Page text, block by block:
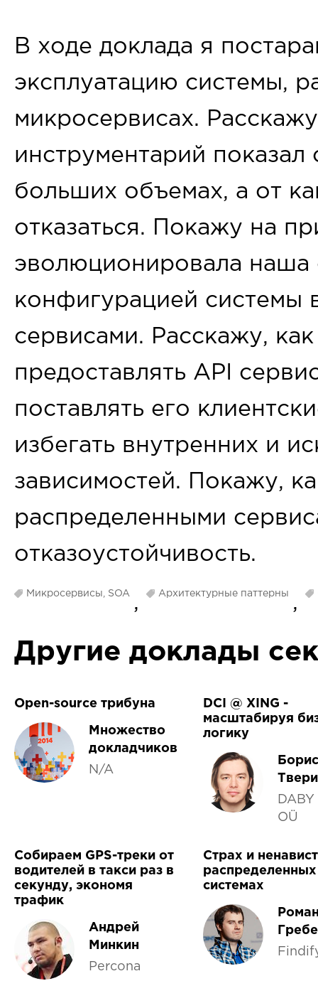
В ходе доклада я
эксплуатацию системы,
микросервисах.
инструментарий
больших объемах, а от
отказаться. Покажу на
эволюционировала наша
конфигурацией системы
сервисами. Расскажу,
предоставлять API
поставлять его
избегать внутренних и
зависимостей. Покажу,
распределенными
отказоустойчивость.
Микросервисы, SOA , Архитектурные паттерны ,
Другие доклады
Open-source трибуна
Множество
докладчиков
N/A
DCI @ XING -
масштабируя
логику
Борис
DABY
OÜ
Собираем GPS-треки от
водителей в такси раз в
секунду, экономя
трафик
Андрей
Минкин
Percona
Страх и
распределенных
системах